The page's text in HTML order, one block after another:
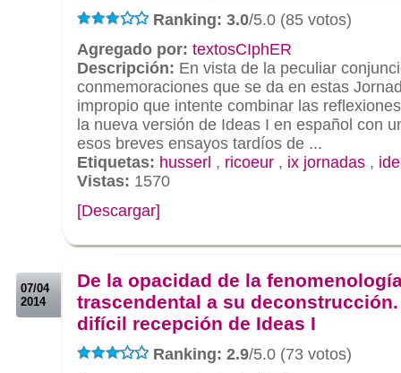
Ranking: 3.0/5.0 (85 votos)
Agregado por: textosCIphER
Descripción: En vista de la peculiar
conmemoraciones que se da en estas
impropio que intente combinar las
la nueva versión de Ideas I en español con
esos breves ensayos tardíos de ...
Etiquetas: husserl , ricoeur , ix jornadas ,
Vistas: 1570
[Descargar]
07/04
2014
De la opacidad de la
trascendental a su
difícil recepción de Ideas I
Ranking: 2.9/5.0 (73 votos)